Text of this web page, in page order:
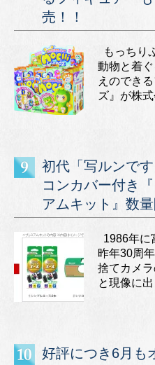
売！！
もっちり
動物と着
えのでき
ズ』が株
初代「写ルンで
コンカバー付き
アムキット』数量
1986年に
昨年30周
捨てカメ
と現像に
好評につき6月も